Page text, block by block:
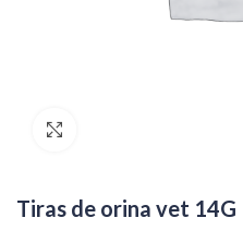
Tiras de orina vet 14G